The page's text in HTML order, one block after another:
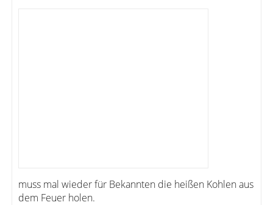
muss mal wieder für Bekannten die heißen Kohlen aus
dem Feuer holen.